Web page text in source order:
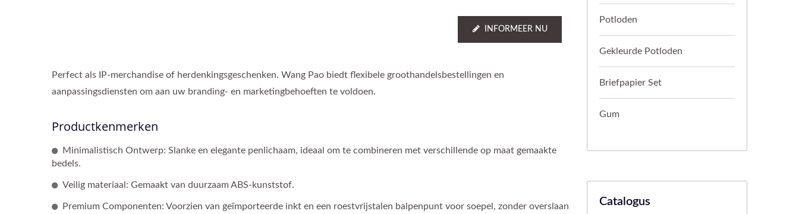
INFORMEER NU
Perfect als IP-merchandise of herdenkingsgeschenken. Wang Pao biedt flexibele groothandelsbestellingen en
aanpassingsdiensten om aan uw branding- en marketingbehoeften te voldoen.
Productkenmerken
Minimalistisch Ontwerp: Slanke en elegante penlichaam, ideaal om te combineren met verschillende op maat gemaakte
bedels.
Veilig materiaal: Gemaakt van duurzaam ABS-kunststof.
Premium Componenten: Voorzien van geïmporteerde inkt en een roestvrijstalen balpenpunt voor soepel, zonder overslaan
Potloden
Gekleurde Potloden
Briefpapier Set
Gum
Catalogus